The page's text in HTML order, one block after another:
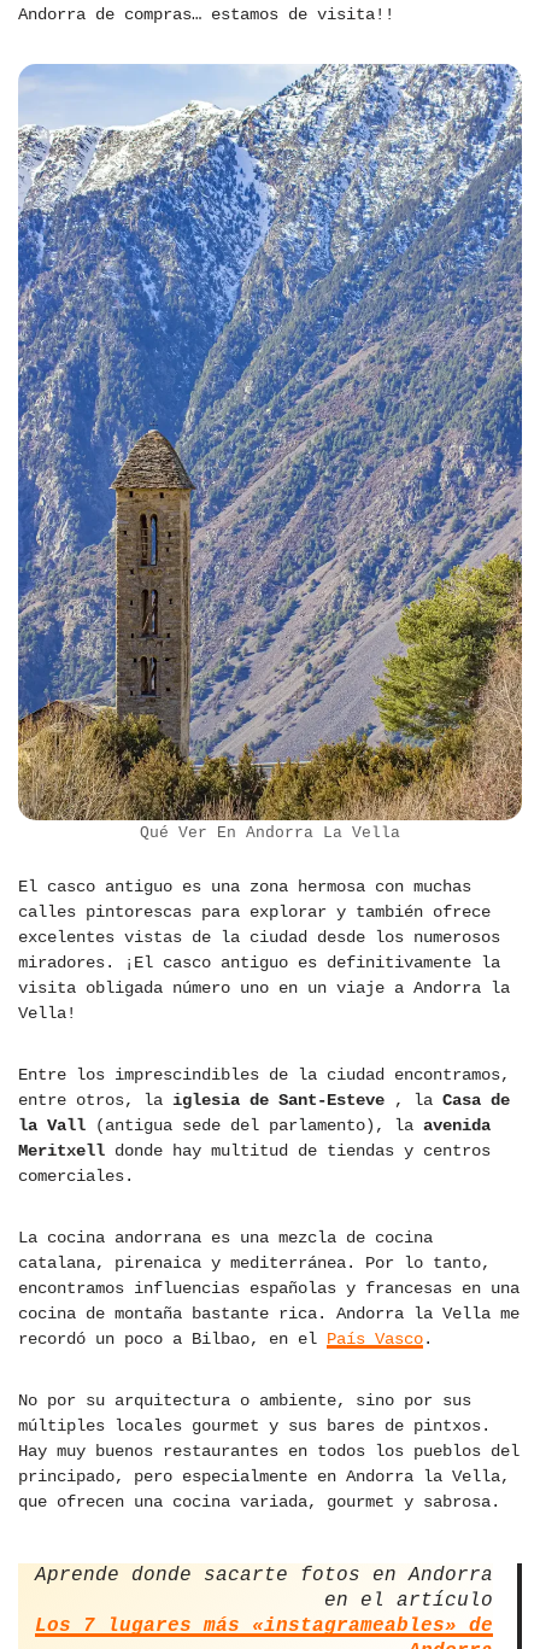
Andorra de compras… estamos de visita!!
Qué Ver En Andorra La Vella
El casco antiguo es una zona hermosa con muchas
calles pintorescas para explorar y también ofrece
excelentes vistas de la ciudad desde los numerosos
miradores. ¡El casco antiguo es definitivamente la
visita obligada número uno en un viaje a Andorra la
Vella!
Entre los imprescindibles de la ciudad encontramos,
entre otros, la iglesia de Sant-Esteve , la Casa de
la Vall (antigua sede del parlamento), la avenida
Meritxell donde hay multitud de tiendas y centros
comerciales.
La cocina andorrana es una mezcla de cocina
catalana, pirenaica y mediterránea. Por lo tanto,
encontramos influencias españolas y francesas en una
cocina de montaña bastante rica. Andorra la Vella me
recordó un poco a Bilbao, en el País Vasco.
No por su arquitectura o ambiente, sino por sus
múltiples locales gourmet y sus bares de pintxos.
Hay muy buenos restaurantes en todos los pueblos del
principado, pero especialmente en Andorra la Vella,
que ofrecen una cocina variada, gourmet y sabrosa.
Aprende donde sacarte fotos en Andorra
en el artículo
Los 7 lugares más «instagrameables» de